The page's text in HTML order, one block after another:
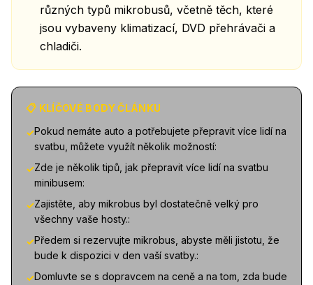
různých typů mikrobusů, včetně těch, které
jsou vybaveny klimatizací, DVD přehrávači a
chladiči.
📋 KLÍČOVÉ BODY ČLÁNKU
✓Pokud nemáte auto a potřebujete přepravit více lidí na
svatbu, můžete využít několik možností:
✓Zde je několik tipů, jak přepravit více lidí na svatbu
minibusem:
✓Zajistěte, aby mikrobus byl dostatečně velký pro
všechny vaše hosty.:
✓Předem si rezervujte mikrobus, abyste měli jistotu, že
bude k dispozici v den vaší svatby.:
✓Domluvte se s dopravcem na ceně a na tom, zda bude